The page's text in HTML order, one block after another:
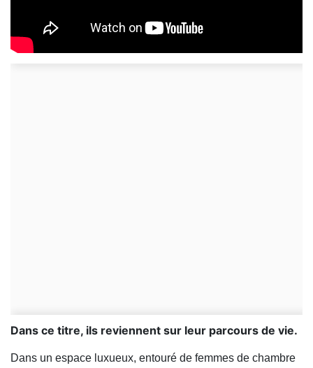
Dans ce titre, ils reviennent sur leur parcours de vie.
Dans un espace luxueux, entouré de femmes de chambre